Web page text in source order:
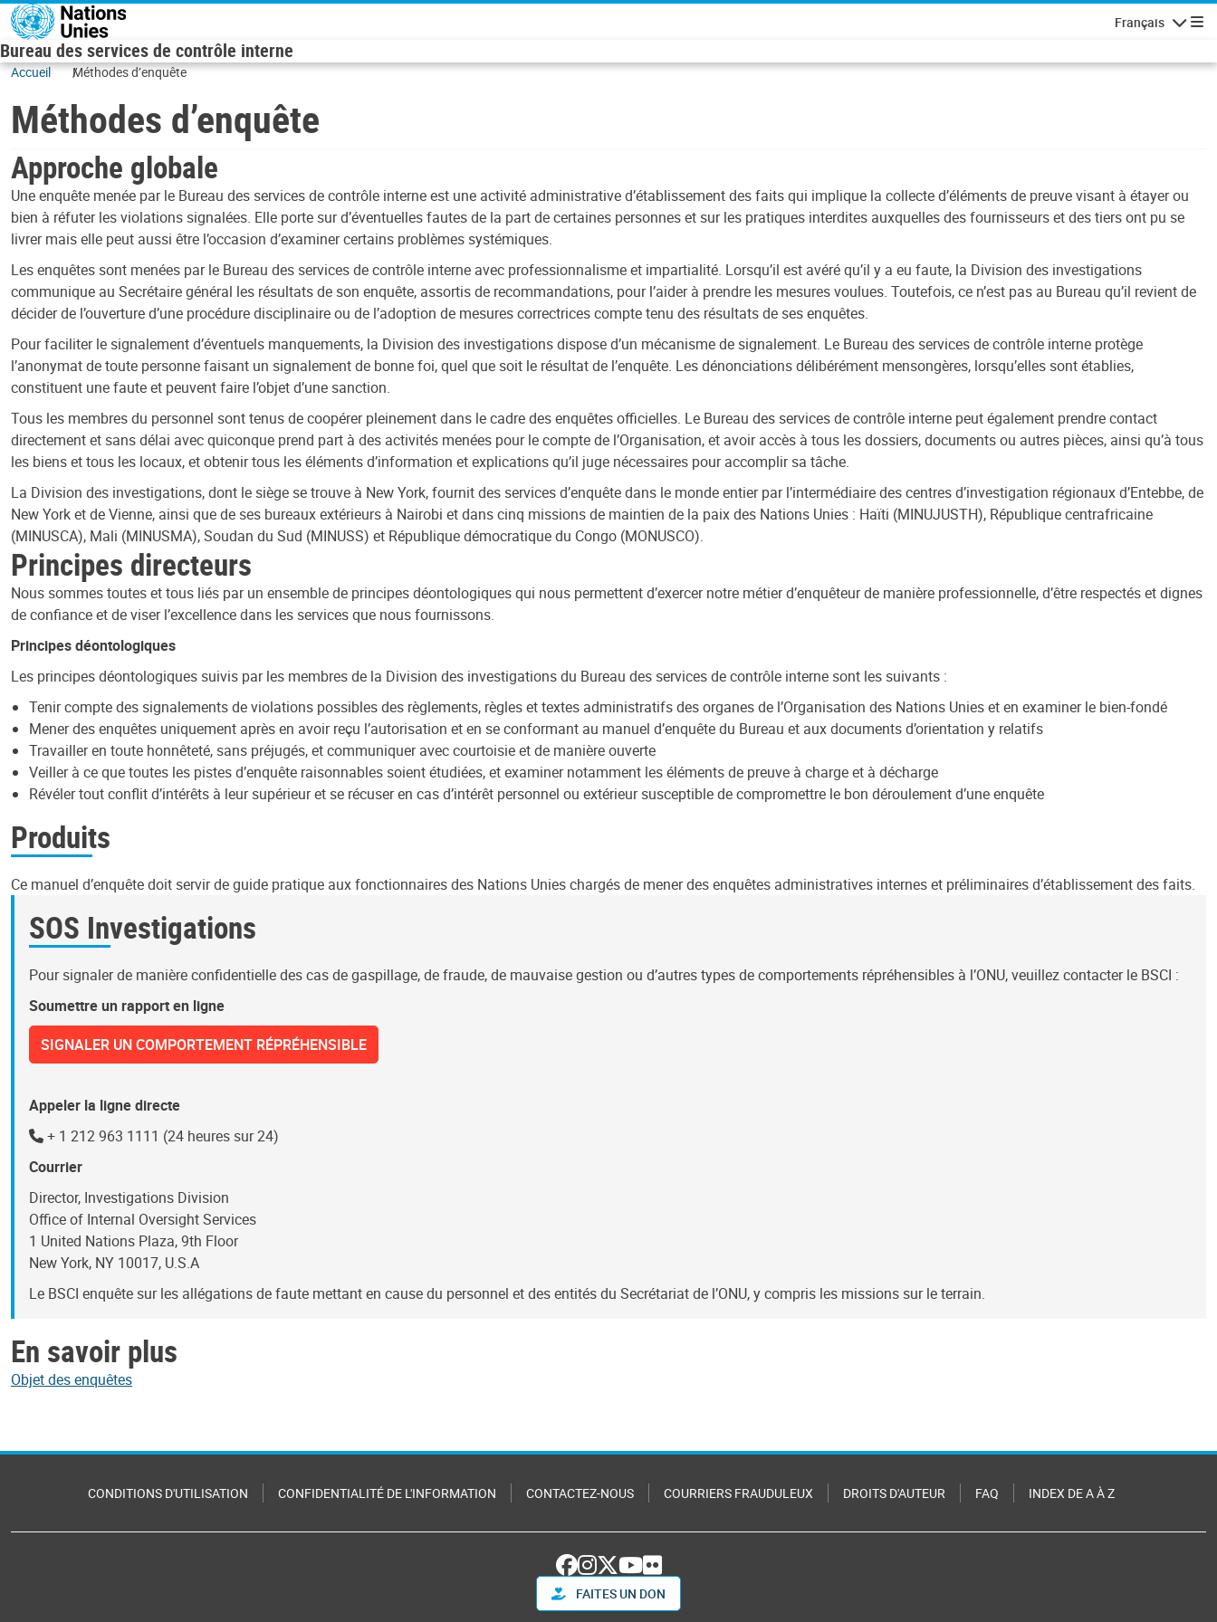
Skip to main content
Français
Bureau des services de contrôle interne
Accueil Méthodes d’enquête
Méthodes d’enquête
Approche globale
Une enquête menée par le Bureau des services de contrôle interne est une activité administrative d’établissement des faits qui implique la collecte d’éléments de preuve visant à étayer ou
bien à réfuter les violations signalées. Elle porte sur d’éventuelles fautes de la part de certaines personnes et sur les pratiques interdites auxquelles des fournisseurs et des tiers ont pu se
livrer mais elle peut aussi être l’occasion d’examiner certains problèmes systémiques.
Les enquêtes sont menées par le Bureau des services de contrôle interne avec professionnalisme et impartialité. Lorsqu’il est avéré qu’il y a eu faute, la Division des investigations
communique au Secrétaire général les résultats de son enquête, assortis de recommandations, pour l’aider à prendre les mesures voulues. Toutefois, ce n’est pas au Bureau qu’il revient de
décider de l’ouverture d’une procédure disciplinaire ou de l’adoption de mesures correctrices compte tenu des résultats de ses enquêtes.
Pour faciliter le signalement d’éventuels manquements, la Division des investigations dispose d’un mécanisme de signalement. Le Bureau des services de contrôle interne protège
l’anonymat de toute personne faisant un signalement de bonne foi, quel que soit le résultat de l’enquête. Les dénonciations délibérément mensongères, lorsqu’elles sont établies,
constituent une faute et peuvent faire l’objet d’une sanction.
Tous les membres du personnel sont tenus de coopérer pleinement dans le cadre des enquêtes officielles. Le Bureau des services de contrôle interne peut également prendre contact
directement et sans délai avec quiconque prend part à des activités menées pour le compte de l’Organisation, et avoir accès à tous les dossiers, documents ou autres pièces, ainsi qu’à tous
les biens et tous les locaux, et obtenir tous les éléments d’information et explications qu’il juge nécessaires pour accomplir sa tâche.
La Division des investigations, dont le siège se trouve à New York, fournit des services d’enquête dans le monde entier par l’intermédiaire des centres d’investigation régionaux d’Entebbe, de
New York et de Vienne, ainsi que de ses bureaux extérieurs à Nairobi et dans cinq missions de maintien de la paix des Nations Unies : Haïti (MINUJUSTH), République centrafricaine
(MINUSCA), Mali (MINUSMA), Soudan du Sud (MINUSS) et République démocratique du Congo (MONUSCO).
Principes directeurs
Nous sommes toutes et tous liés par un ensemble de principes déontologiques qui nous permettent d’exercer notre métier d’enquêteur de manière professionnelle, d’être respectés et dignes
de confiance et de viser l’excellence dans les services que nous fournissons.
Principes déontologiques
Les principes déontologiques suivis par les membres de la Division des investigations du Bureau des services de contrôle interne sont les suivants :
Tenir compte des signalements de violations possibles des règlements, règles et textes administratifs des organes de l’Organisation des Nations Unies et en examiner le bien-fondé
Mener des enquêtes uniquement après en avoir reçu l’autorisation et en se conformant au manuel d’enquête du Bureau et aux documents d’orientation y relatifs
Travailler en toute honnêteté, sans préjugés, et communiquer avec courtoisie et de manière ouverte
Veiller à ce que toutes les pistes d’enquête raisonnables soient étudiées, et examiner notamment les éléments de preuve à charge et à décharge
Révéler tout conflit d’intérêts à leur supérieur et se récuser en cas d’intérêt personnel ou extérieur susceptible de compromettre le bon déroulement d’une enquête
Produits
Ce manuel d’enquête doit servir de guide pratique aux fonctionnaires des Nations Unies chargés de mener des enquêtes administratives internes et préliminaires d’établissement des faits.
SOS Investigations
Pour signaler de manière confidentielle des cas de gaspillage, de fraude, de mauvaise gestion ou d’autres types de comportements répréhensibles à l’ONU, veuillez contacter le BSCI :
Soumettre un rapport en ligne
SIGNALER UN COMPORTEMENT RÉPRÉHENSIBLE
Appeler la ligne directe
+ 1 212 963 1111 (24 heures sur 24)
Courrier
Director, Investigations Division
Office of Internal Oversight Services
1 United Nations Plaza, 9th Floor
New York, NY 10017, U.S.A
Le BSCI enquête sur les allégations de faute mettant en cause du personnel et des entités du Secrétariat de l’ONU, y compris les missions sur le terrain.
En savoir plus
Objet des enquêtes
CONDITIONS D'UTILISATION CONFIDENTIALITÉ DE L'INFORMATION CONTACTEZ-NOUS COURRIERS FRAUDULEUX DROITS D'AUTEUR FAQ INDEX DE A À Z
FAITES UN DON